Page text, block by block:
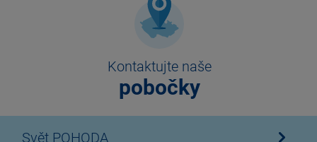
Kontaktujte naše
pobočky
Svět POHODA